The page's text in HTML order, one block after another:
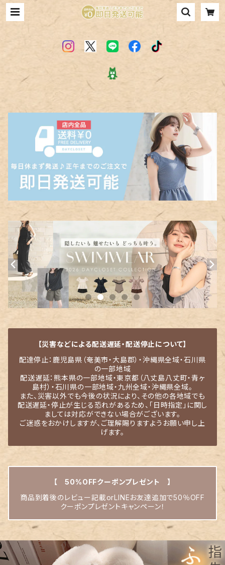
【災害などによる配送遅延・配送停止について】
配達停止：鹿児島県（奄美市・大島郡）・沖縄県全域・石川県
の一部地域
配送遅延：熊本県の一部地域・東京都（八丈島八丈町・青ヶ
島村）・石川県の一部地域・九州全域・沖縄県全域。
また、災害以外でも今後の状況により、その他の各地域でも
配送遅延・停止が生じる恐れがあるため、「日時指定」に関し
ましては対応ができない場合がございます。
ご迷惑をおかけしますが、ご理解賜りますようお願い申し上
げます。
【 50%OFFクーポンプレゼント 】
商品到着後のレビュー記載orLINEお友達追加で50％OFF
クーポンプレゼントキャンペーン！